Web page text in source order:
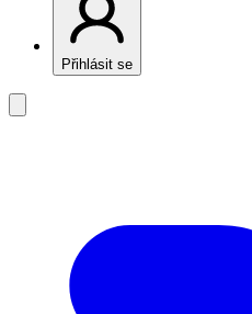
Přihlásit se